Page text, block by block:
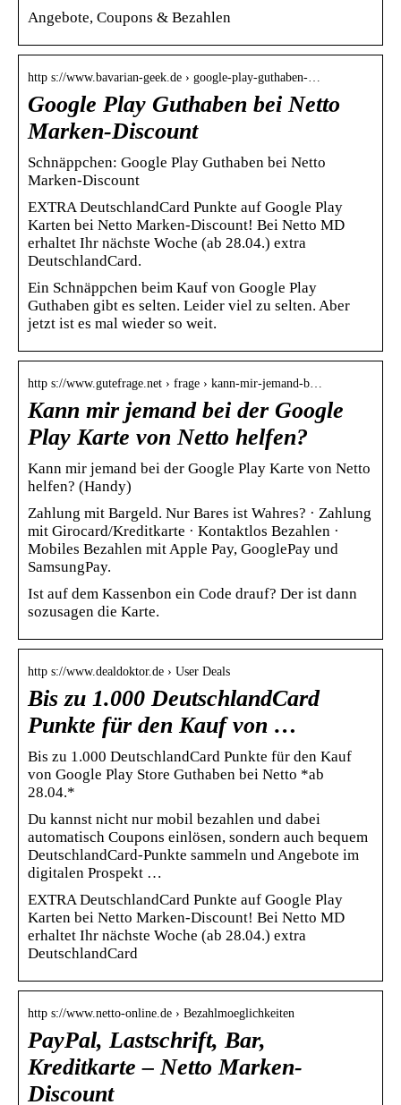
Angebote, Coupons & Bezahlen
http s://www.bavarian-geek.de › google-play-guthaben-…
Google Play Guthaben bei Netto
Marken-Discount
Schnäppchen: Google Play Guthaben bei Netto
Marken-Discount
EXTRA DeutschlandCard Punkte auf Google Play
Karten bei Netto Marken-Discount! Bei Netto MD
erhaltet Ihr nächste Woche (ab 28.04.) extra
DeutschlandCard.
Ein Schnäppchen beim Kauf von Google Play
Guthaben gibt es selten. Leider viel zu selten. Aber
jetzt ist es mal wieder so weit.
http s://www.gutefrage.net › frage › kann-mir-jemand-b…
Kann mir jemand bei der Google
Play Karte von Netto helfen?
Kann mir jemand bei der Google Play Karte von Netto
helfen? (Handy)
Zahlung mit Bargeld. Nur Bares ist Wahres? · Zahlung
mit Girocard/Kreditkarte · Kontaktlos Bezahlen ·
Mobiles Bezahlen mit Apple Pay, GooglePay und
SamsungPay.
Ist auf dem Kassenbon ein Code drauf? Der ist dann
sozusagen die Karte.
http s://www.dealdoktor.de › User Deals
Bis zu 1.000 DeutschlandCard
Punkte für den Kauf von …
Bis zu 1.000 DeutschlandCard Punkte für den Kauf
von Google Play Store Guthaben bei Netto *ab
28.04.*
Du kannst nicht nur mobil bezahlen und dabei
automatisch Coupons einlösen, sondern auch bequem
DeutschlandCard-Punkte sammeln und Angebote im
digitalen Prospekt …
EXTRA DeutschlandCard Punkte auf Google Play
Karten bei Netto Marken-Discount! Bei Netto MD
erhaltet Ihr nächste Woche (ab 28.04.) extra
DeutschlandCard
http s://www.netto-online.de › Bezahlmoeglichkeiten
PayPal, Lastschrift, Bar,
Kreditkarte – Netto Marken-
Discount